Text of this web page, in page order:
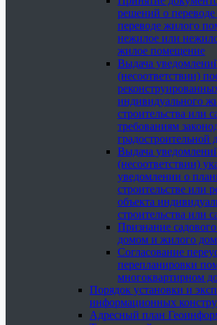
решений о переводе
переводе жилого
нежилое или
жилое помещение
Выдача
(несоответствии)
индивидуального
строительства или
требованиям
градостроительной
Выдача
(несоответствии)
уведомлении о
строительстве или
объекта
строительства или
Признание
домом и жилого
Согласование
перепланировки
многоквартирном
Порядок установки и
информационных
Адресный план